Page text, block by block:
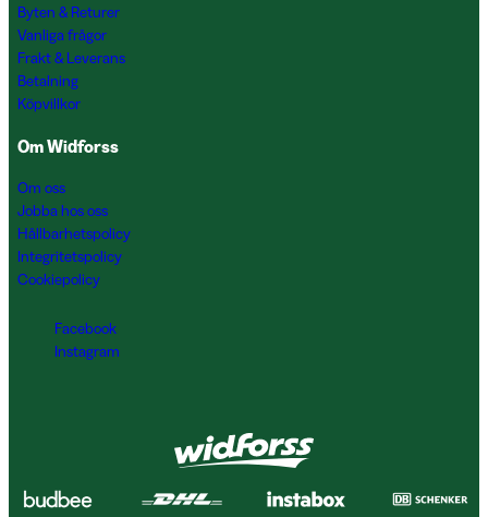
Byten & Returer
Vanliga frågor
Frakt & Leverans
Betalning
Köpvillkor
Om Widforss
Om oss
Jobba hos oss
Hållbarhetspolicy
Integritetspolicy
Cookiepolicy
Facebook
Instagram